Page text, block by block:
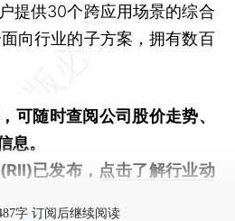
提供30个跨应用场景的综合
向行业的子方案，拥有数百
，可随时查阅公司股价走势、
息。
已发布， 点击了解行业动
字 订阅后继续阅读